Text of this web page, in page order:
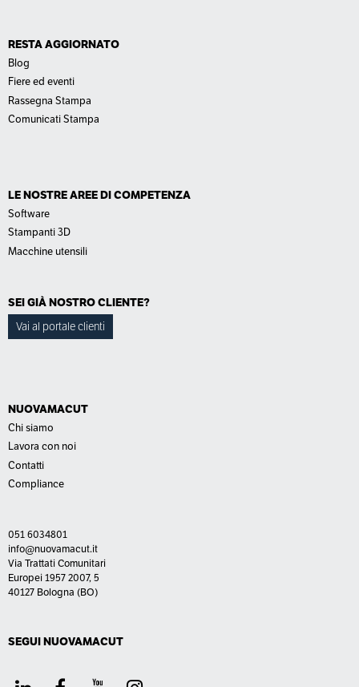
RESTA AGGIORNATO
Blog
Fiere ed eventi
Rassegna Stampa
Comunicati Stampa
LE NOSTRE AREE DI COMPETENZA
Software
Stampanti 3D
Macchine utensili
SEI GIÀ NOSTRO CLIENTE?
Vai al portale clienti
NUOVAMACUT
Chi siamo
Lavora con noi
Contatti
Compliance
051 6034801
info@nuovamacut.it
Via Trattati Comunitari
Europei 1957 2007, 5
40127 Bologna (BO)
SEGUI NUOVAMACUT